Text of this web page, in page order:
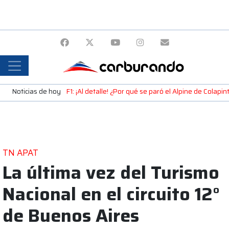
Noticias de hoy F1: ¡Al detalle! ¿Por qué se paró el Alpine de
TN APAT
La última vez del Turismo
Nacional en el circuito 12°
de Buenos Aires